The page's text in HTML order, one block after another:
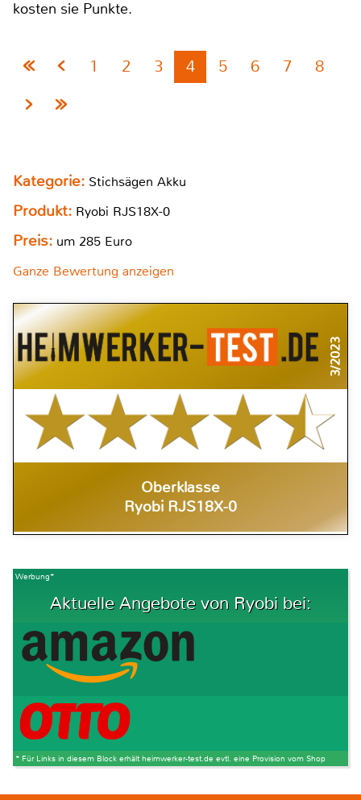
kosten sie Punkte.
1 2 3 4 5 6 7 8
Kategorie: Stichsägen Akku
Produkt: Ryobi RJS18X-0
Preis: um 285 Euro
Ganze Bewertung anzeigen
3/2023
Oberklasse
Ryobi RJS18X-0
Werbung*
Aktuelle Angebote von Ryobi bei:
* Für Links in diesem Block erhält heimwerker-test.de evtl. eine Provision vom Shop